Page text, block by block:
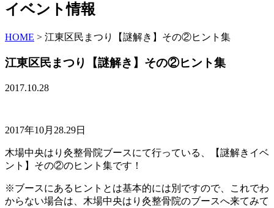
イベント情報
HOME > 江東区民まつり【謎解き】その②ヒント集
江東区民まつり【謎解き】その②ヒント集
2017.10.28
2017年10月28.29日
木場中央はり灸整骨院ブースにて行っている、【謎解きイベ
ント】その②のヒント集です！
※ブースにあるヒントとは基本的には別ですので、これでわ
からない場合は、木場中央はり灸整骨院のブースへ来てみて